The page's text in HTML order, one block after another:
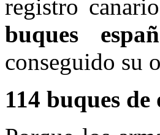
registro
buques
conseguido su
114 buques